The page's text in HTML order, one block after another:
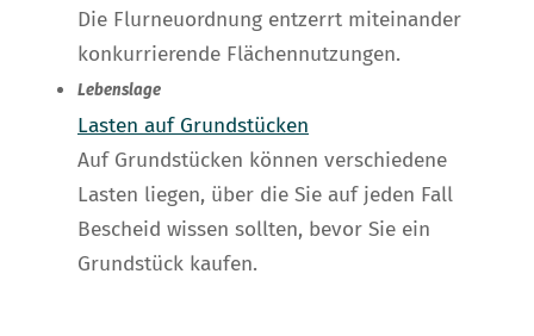
Die Flurneuordnung entzerrt miteinander
konkurrierende Flächennutzungen.
Lebenslage
Lasten auf Grundstücken
Auf Grundstücken können verschiedene
Lasten liegen, über die Sie auf jeden Fall
Bescheid wissen sollten, bevor Sie ein
Grundstück kaufen.